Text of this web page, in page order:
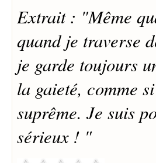
Extrait : "Même
quand je traverse
je garde toujours
la gaieté, comme
suprême. Je suis
sérieux ! "